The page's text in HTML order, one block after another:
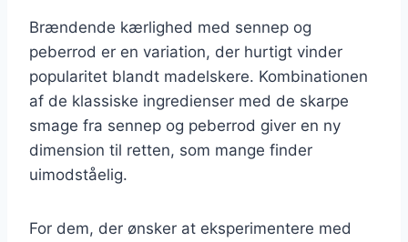
Brændende kærlighed med sennep og
peberrod er en variation, der hurtigt vinder
popularitet blandt madelskere. Kombinationen
af de klassiske ingredienser med de skarpe
smage fra sennep og peberrod giver en ny
dimension til retten, som mange finder
uimodståelig.
For dem, der ønsker at eksperimentere med